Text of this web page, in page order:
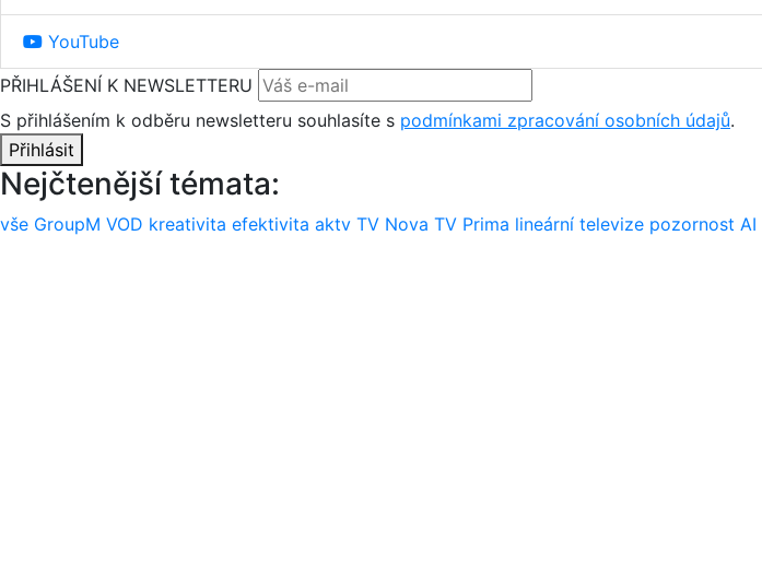
YouTube
PŘIHLÁŠENÍ K NEWSLETTERU
S přihlášením k odběru newsletteru souhlasíte s podmínkami zpracování osobních údajů.
Přihlásit
Nejčtenější témata:
vše GroupM VOD kreativita efektivita aktv TV Nova TV Prima lineární televize pozornost AI